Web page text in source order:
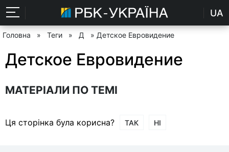
UA
Головна » Теги » Д » Детское Евровидение
Детское Евровидение
МАТЕРІАЛИ ПО ТЕМІ
Ця сторінка була корисна? ТАК НІ